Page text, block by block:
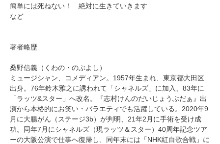
簡単には死ねない！ 絶対に生きていきます
など
著者略歴
桑野信義（くわの・のぶよし）
ミュージシャン、コメディアン。1957年生まれ、東京都大田区
出身。76年鈴木雅之に誘われて「シャネルズ」に加入、83年に
「ラッツ&スター」へ改名。『志村けんのだいじょうぶだぁ』出
演から本格的にお笑い・バラエティでも活躍している。2020年9
月に大腸がん（ステージ3b）が判明、21年2月に手術を受け成
功。同年7月にシャネルズ（現ラッツ＆スター）40周年記念ツア
ーの大阪公演で仕事へ復帰し、同年末には「NHK紅白歌合戦」に